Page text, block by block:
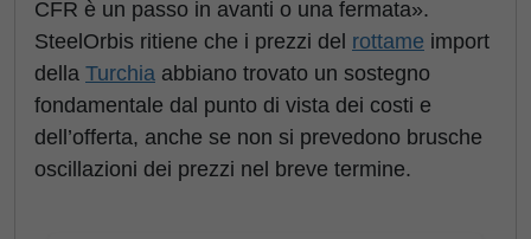
CFR è un passo in avanti o una fermata».
SteelOrbis ritiene che i prezzi del rottame import
della Turchia abbiano trovato un sostegno
fondamentale dal punto di vista dei costi e
dell’offerta, anche se non si prevedono brusche
oscillazioni dei prezzi nel breve termine.